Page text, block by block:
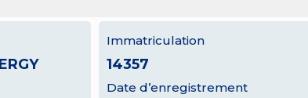
Immatriculation
14357
Date d’enregistrement